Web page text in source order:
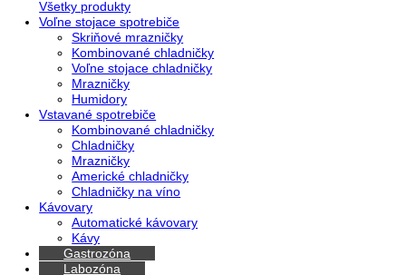
Všetky produkty
Voľne stojace spotrebiče
Skriňové mrazničky
Kombinované chladničky
Voľne stojace chladničky
Mrazničky
Humidory
Vstavané spotrebiče
Kombinované chladničky
Chladničky
Mrazničky
Americké chladničky
Chladničky na víno
Kávovary
Automatické kávovary